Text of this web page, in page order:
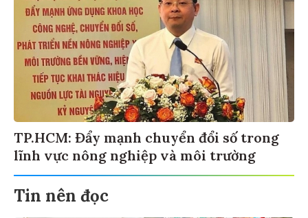
TP.HCM: Đẩy mạnh chuyển đổi số trong
lĩnh vực nông nghiệp và môi trường
Tin nên đọc